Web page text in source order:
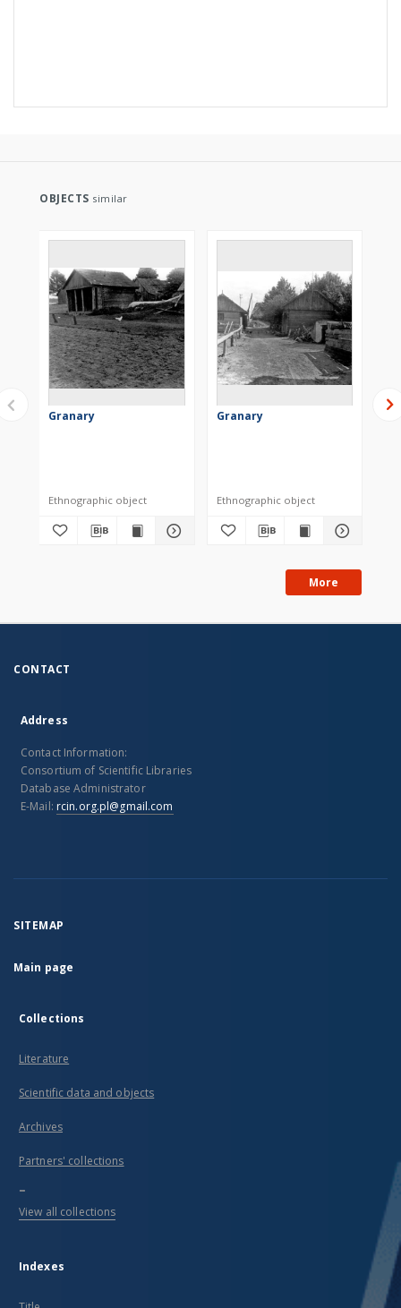
OBJECTS similar
Granary
Ethnographic object
Granary
Ethnographic object
More
CONTACT
Address
Contact Information:
Consortium of Scientific Libraries
Database Administrator
E-Mail: rcin.org.pl@gmail.com
SITEMAP
Main page
Collections
Literature
Scientific data and objects
Archives
Partners' collections
...
View all collections
Indexes